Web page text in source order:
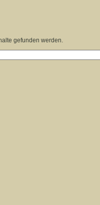
gefunden werden.